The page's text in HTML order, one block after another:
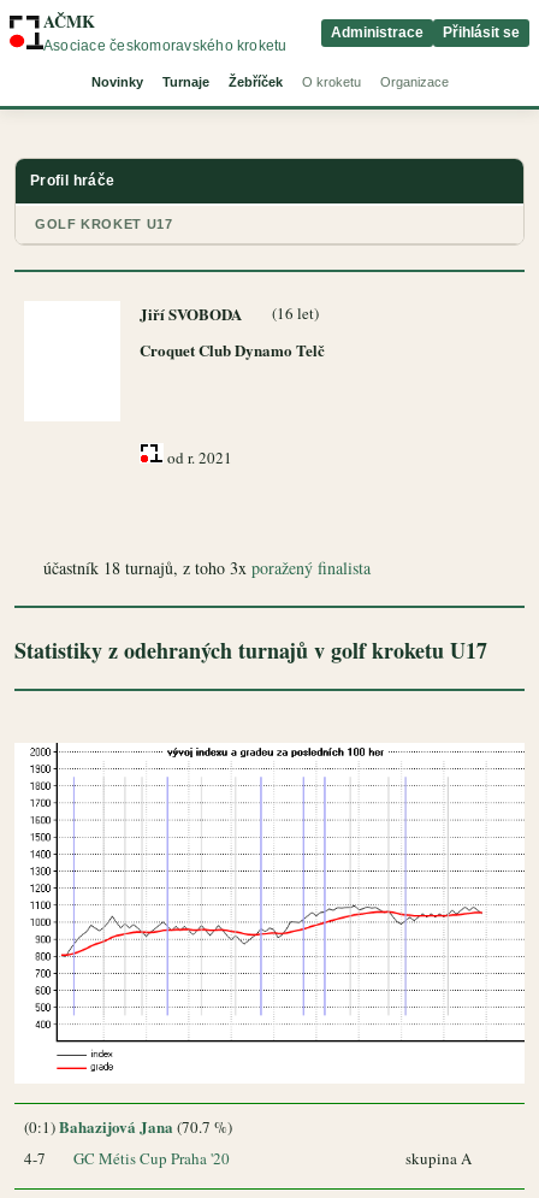
AČMK
Asociace českomoravského kroketu
Novinky Turnaje Žebříček O kroketu Organizace
Administrace Přihlásit se
Jiří SVOBODA (16 let)
Croquet Club Dynamo Telč
od r. 2021
účastník 18 turnajů, z toho 3x poražený finalista
Statistiky z odehraných turnajů v golf kroketu U17
(0:1)Bahazijová Jana (70.7 %)
4-7
GC Métis Cup Praha '20 skupina A
Profil hráče
GOLF KROKET U17